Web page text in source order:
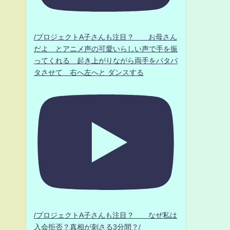
/プロジェクトA子さんも注目？ お母さん
だよ とアニメ声の可愛いらしい声で手を振
ってくれる 起き上がりながら両手をパタパ
タさせて 右へ左へと ダンスする
/プロジェクトA子さんも注目？ なぜ私は
入会拒否？真相が刺さる3分間？/